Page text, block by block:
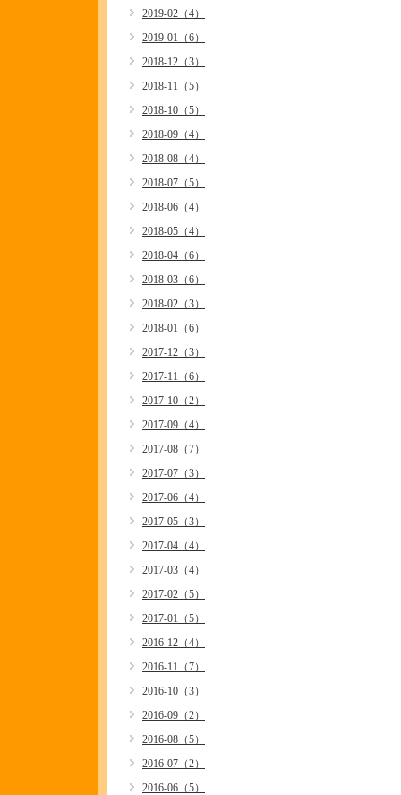
2019-02（4）
2019-01（6）
2018-12（3）
2018-11（5）
2018-10（5）
2018-09（4）
2018-08（4）
2018-07（5）
2018-06（4）
2018-05（4）
2018-04（6）
2018-03（6）
2018-02（3）
2018-01（6）
2017-12（3）
2017-11（6）
2017-10（2）
2017-09（4）
2017-08（7）
2017-07（3）
2017-06（4）
2017-05（3）
2017-04（4）
2017-03（4）
2017-02（5）
2017-01（5）
2016-12（4）
2016-11（7）
2016-10（3）
2016-09（2）
2016-08（5）
2016-07（2）
2016-06（5）